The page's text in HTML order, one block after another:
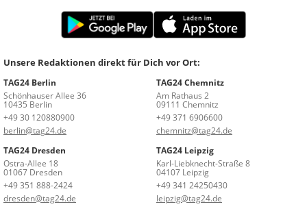
Unsere Redaktionen direkt für Dich vor Ort:
TAG24 Berlin
Schönhauser Allee 36
10435 Berlin
+49 30 120880900
berlin@tag24.de
TAG24 Chemnitz
Am Rathaus 2
09111 Chemnitz
+49 371 6906600
chemnitz@tag24.de
TAG24 Dresden
Ostra-Allee 18
01067 Dresden
+49 351 888-2424
dresden@tag24.de
TAG24 Leipzig
Karl-Liebknecht-Straße 8
04107 Leipzig
+49 341 24250430
leipzig@tag24.de